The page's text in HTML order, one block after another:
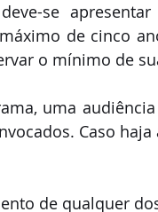
se
de cinco
o mínimo de
uma
Caso
de qualquer